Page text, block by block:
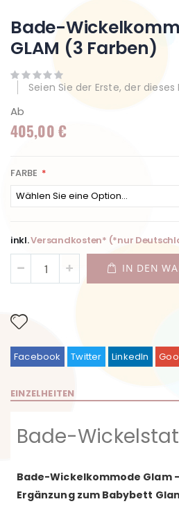
Anfang
der
Bildgalerie
springen
Bade-
GLAM (3 Farben)
Seien Sie der Erste, der
Ab
405,00 €
FARBE
inkl.Versandkosten* (*nur
IN DEN
Facebook Twitter LinkedIn
EINZELHEITEN
Bade-
Bade-Wickelkommode Glam
Ergänzung zum Babybett